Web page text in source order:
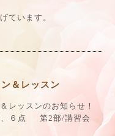
ています。
＆レッスン
レッスンのお知らせ！
、６点 第2部/講習会